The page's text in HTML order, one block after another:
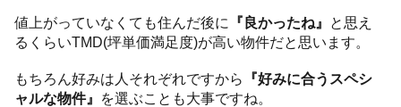
値上がっていなくても住んだ後に 『良かったね』 と思え
るくらいTMD(坪単価満足度)が高い物件だと思います。
もちろん好みは人それぞれですから
『好みに合うスペシ
ャルな物件』 を選ぶことも大事ですね。